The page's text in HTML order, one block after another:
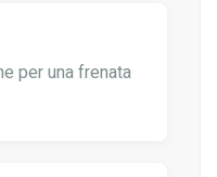
per una frenata